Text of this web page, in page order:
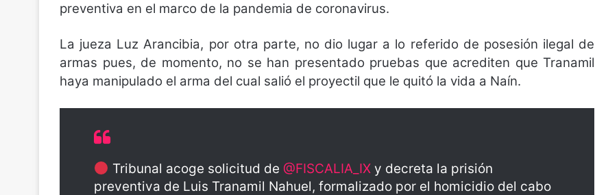
preventiva en el marco de la pandemia de coronavirus.
La jueza Luz Arancibia, por otra parte, no dio lugar a lo referido de posesión ilegal de
armas pues, de momento, no se han presentado pruebas que acrediten que Tranamil
haya manipulado el arma del cual salió el proyectil que le quitó la vida a Naín.
Tribunal acoge solicitud de @FISCALIA_IXy decreta la prisión
preventiva de Luis Tranamil Nahuel, formalizado por el homicidio del cabo